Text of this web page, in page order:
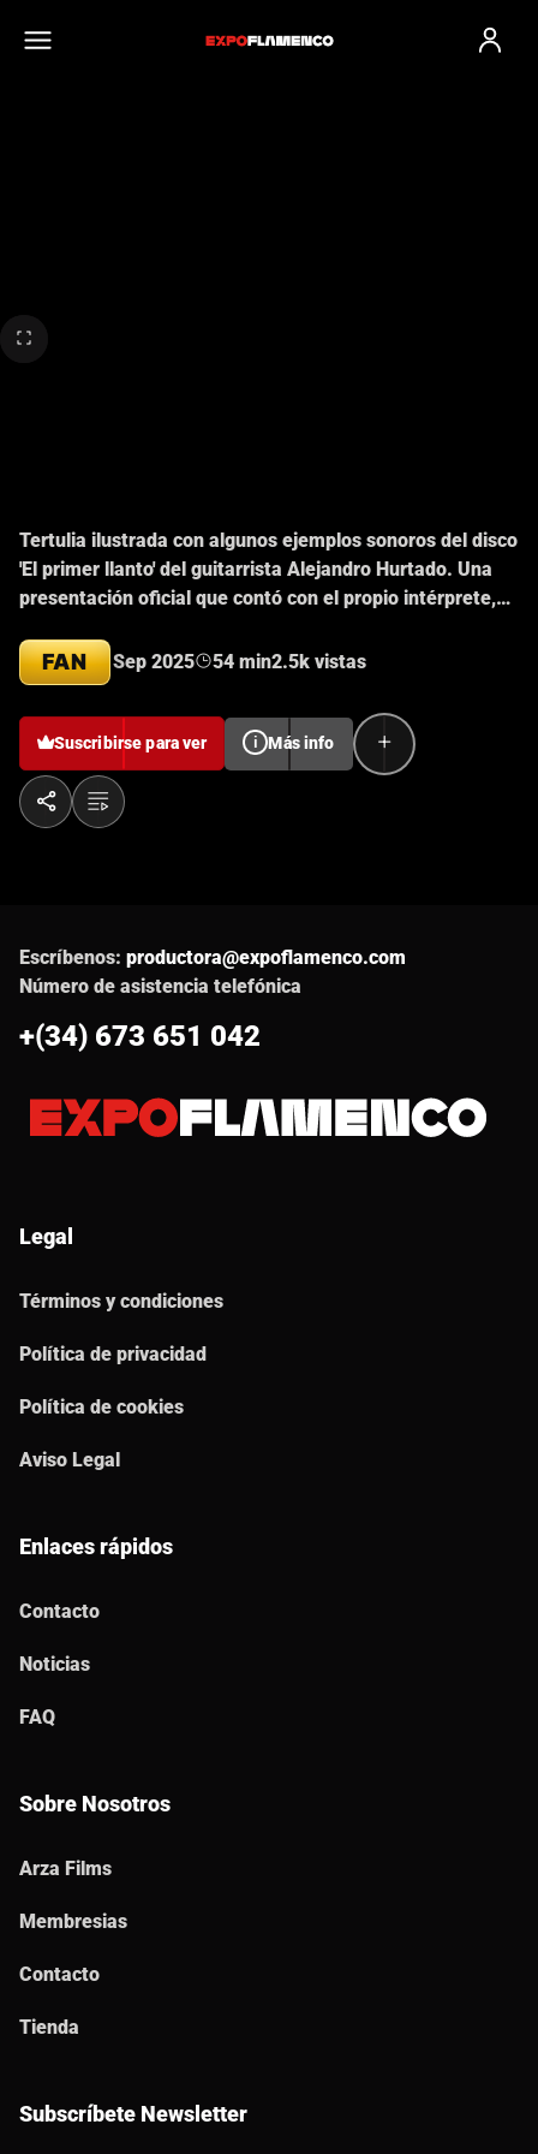
Inicio de
Tertulia ilustrada con algunos ejemplos sonoros del disco
'El primer llanto' del guitarrista Alejandro Hurtado. Una
presentación oficial que contó con el propio intérprete,
intervención por videoconferencia del también profesor
Norberto Torres José María Castaño actuó, en funciones
de moderador. Uno a uno se detallaron la mayoría de los
cortes que componen este disco con la ilustración en
directo del propio autor y guitarrista.
Sep 2025 54 min2.5k vistas
FAN
Suscribirse para ver i Más info
Escríbenos: productora@expoflamenco.com
Número de asistencia telefónica
+(34) 673 651 042
Legal
Términos y condiciones
Política de privacidad
Política de cookies
Aviso Legal
Enlaces rápidos
Contacto
Noticias
FAQ
Sobre Nosotros
Arza Films
Membresias
Contacto
Tienda
Subscríbete Newsletter